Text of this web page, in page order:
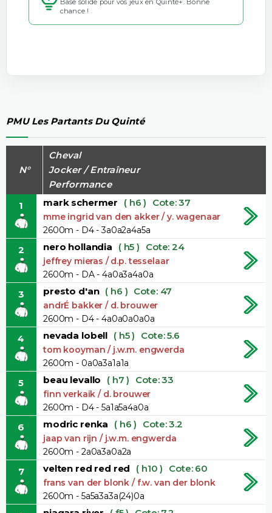
Base solide pour vos jeux en Quinté+. Bonne
chance !
PMU Les Partants Du Quinté
N°
Cheval
Jocker / Entraîneur
Performance
1
mark schermer ( h6 ) Cote: 37
mme ingrid van den akker / y. wagenaar
2600m - D4 - 3a0a2a4a5a
2 nero hollandia ( h5 ) Cote: 24
jeffrey mieras / d.p. tesselaar
2600m - DA - 4a0a3a4a0a
3 presto d'an ( h6 ) Cote: 47
andrÉ bakker / d. brouwer
2600m - D4 - 4a0a0a0a0a
4 nevada lobell ( h5 ) Cote: 5.6
tom kooyman / j.w.m. engwerda
2600m - 0a0a3a1a1a
5 beau levallo ( h7 ) Cote: 33
finn verkaik / d. brouwer
2600m - D4 - 5a1a5a4a0a
6 modric renka ( h6 ) Cote: 3.2
jaap van rijn / j.w.m. engwerda
2600m - 2a0a3a0a2a
7 velten red red red ( h10 ) Cote: 60
frans van der blonk / f.w. van der blonk
2600m - 5a5a3a3a(24)0a